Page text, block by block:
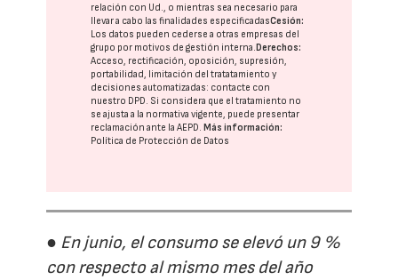
relación con Ud., o mientras sea necesario para
llevar a cabo las finalidades especificadasCesión:
Los datos pueden cederse a otras empresas del
grupo por motivos de gestión interna. Derechos:
Acceso, rectificación, oposición, supresión,
portabilidad, limitación del tratatamiento y
decisiones automatizadas: contacte con
nuestro DPD. Si considera que el tratamiento no
se ajusta a la normativa vigente, puede presentar
reclamación ante laAEPD. Más información:
Política de Protección de Datos
● En junio, el consumo se elevó un 9 %
con respecto al mismo mes del año